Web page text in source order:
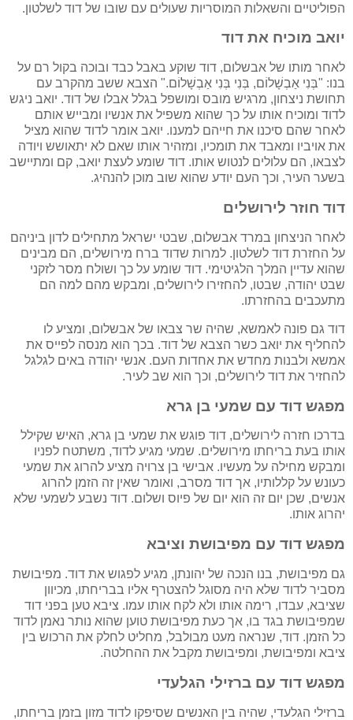
הפוליטיים והשאלות המוסריות שעולים עם שובו של דוד לשלטון.
יואב מוכיח את דוד
לאחר מותו של אבשלום, דוד שוקע באבל כבד ובוכה בקול רם על
בנו: "בְּנִי אַבְשָׁלוֹם, בְּנִי בְּנִי אַבְשָׁלוֹם." הצבא ששב מהקרב עם
תחושת ניצחון, מרגיש מובס ומושפל בגלל אבלו של דוד. יואב ניגש
לדוד ומוכיח אותו על כך שהוא משפיל את אנשיו ומבייש אותם
לאחר שהם סיכנו את חייהם למענו. יואב אומר לדוד שהוא מציל
את אויביו ומאבד את תומכיו, ומזהיר אותו שאם לא יתאושש ויודה
לצבאו, הם עלולים לנטוש אותו. דוד שומע לעצת יואב, קם ומתיישב
בשער העיר, וכך העם יודע שהוא שוב מוכן להנהיג.
דוד חוזר לירושלים
לאחר הניצחון במרד אבשלום, שבטי ישראל מתחילים לדון ביניהם
על החזרת דוד לשלטון. למרות שדוד ברח מירושלים, הם מבינים
שהוא עדיין המלך הלגיטימי. דוד שומע על כך ושולח מסר לזקני
שבט יהודה, שבטו, להחזירו לירושלים, ומבקש מהם למה הם
מתעכבים בהחזרתו.
דוד גם פונה לאמשא, שהיה שר צבאו של אבשלום, ומציע לו
להחליף את יואב כשר הצבא של דוד. בכך הוא מנסה לפייס את
אמשא ולבנות מחדש את אחדות העם. אנשי יהודה באים לגלגל
להחזיר את דוד לירושלים, וכך הוא שב לעיר.
מפגש דוד עם שמעי בן גרא
בדרכו חזרה לירושלים, דוד פוגש את שמעי בן גרא, האיש שקילל
אותו בעת בריחתו מירושלים. שמעי מגיע לדוד, משתטח לפניו
ומבקש מחילה על מעשיו. אבישי בן צרויה מציע להרוג את שמעי
כעונש על קללותיו, אך דוד מסרב, ואומר שאין זה הזמן להרוג
אנשים, שכן יום זה הוא יום של פיוס ושלום. דוד נשבע לשמעי שלא
יהרוג אותו.
מפגש דוד עם מפיבושת וציבא
גם מפיבושת, בנו הנכה של יהונתן, מגיע לפגוש את דוד. מפיבושת
מסביר לדוד שלא היה מסוגל להצטרף אליו בבריחתו, מכיוון
שציבא, עבדו, רימה אותו ולא לקח אותו עמו. ציבא טען בפני דוד
שמפיבושת בגד בו, אך כעת מפיבושת טוען שהוא נותר נאמן לדוד
כל הזמן. דוד, שנראה מעט מבולבל, מחליט לחלק את הרכוש בין
ציבא ומפיבושת, ומפיבושת מקבל את ההחלטה.
מפגש דוד עם ברזילי הגלעדי
ברזילי הגלעדי, שהיה בין האנשים שסיפקו לדוד מזון בזמן בריחתו,